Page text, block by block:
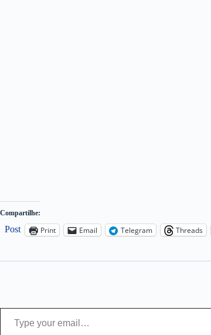
Compartilhe:
Post Print Email Telegram Threads
Type your email…